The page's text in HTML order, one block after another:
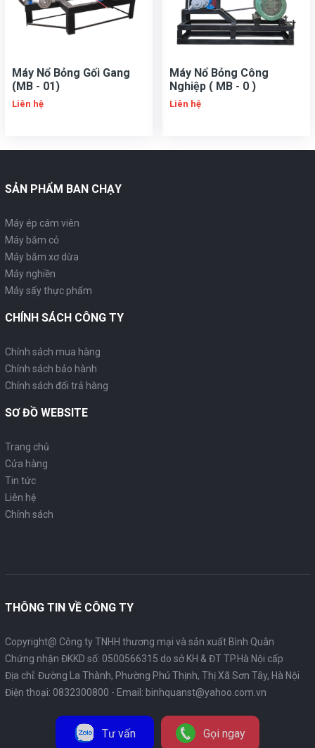
Máy Nổ Bỏng Gối Gang
(MB - 01)
Liên hệ
Máy Nổ Bỏng Công
Nghiệp ( MB - 0 )
Liên hệ
SẢN PHẨM BAN CHẠY
Máy ép cám viên
Máy băm cỏ
Máy băm xơ dừa
Máy nghiền
Máy sấy thực phẩm
CHÍNH SÁCH CÔNG TY
Chính sách mua hàng
Chính sách bảo hành
Chính sách đổi trả hàng
SƠ ĐỒ WEBSITE
Trang chủ
Cửa hàng
Tin tức
Liên hệ
Chính sách
THÔNG TIN VỀ CÔNG TY
Copyright@ Công ty TNHH thương mại và sản xuất Bình Quân
Chứng nhận ĐKKD số: 0500566315 do sở KH & ĐT TP.Hà Nội cấp
Địa chỉ: Đường La Thành, Phường Phú Thịnh, Thị Xã Sơn Tây, Hà Nội
Điện thoại: 0832300800 - Email: binhquanst@yahoo.com.vn
Tư vấn Gọi ngay